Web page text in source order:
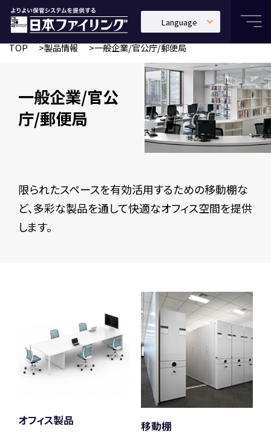
Language
日本語
English
中文繁體
TOP 製品情報 一般企業/官公庁/郵便局
一般企業/官公
庁/郵便局
限られたスペースを有効活用するための移動棚な
ど、多彩な製品を通して快適なオフィス空間を提供
します。
オフィス製品 移動棚